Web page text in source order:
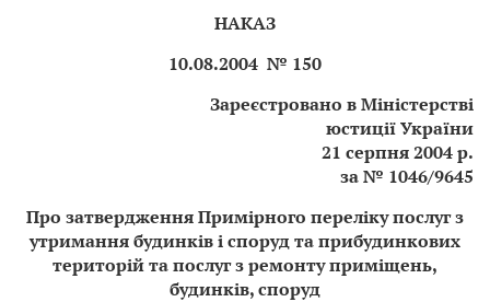
НАКАЗ
10.08.2004 № 150
Зареєстровано в Міністерстві
юстиції України
21 серпня 2004 р.
за № 1046/9645
Про затвердження Примірного переліку послуг з
утримання будинків і споруд та прибудинкових
територій та послуг з ремонту приміщень,
будинків, споруд